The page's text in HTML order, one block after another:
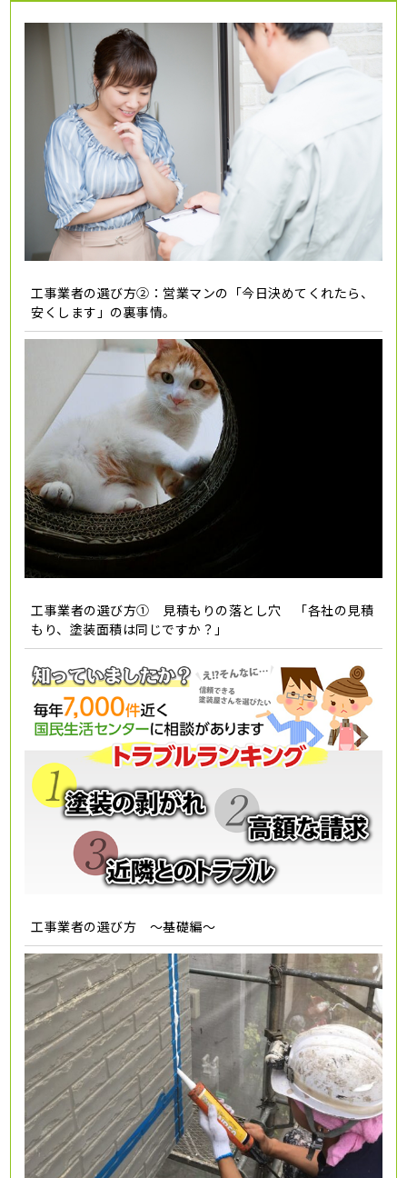
工事業者の選び方②：営業マンの「今日決めてくれたら、
安くします」の裏事情。
工事業者の選び方① 見積もりの落とし穴 「各社の見積
もり、塗装面積は同じですか？」
工事業者の選び方 ～基礎編～